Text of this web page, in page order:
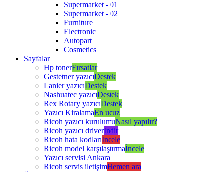
Supermarket - 01
Supermarket - 02
Furniture
Electronic
Autopart
Cosmetics
Sayfalar
Hp tonerFırsatlar
Gestetner yazıcıDestek
Lanier yazıcıDestek
Nashuatec yazıcıDestek
Rex Rotary yazıcıDestek
Yazıcı KiralamaEn ucuz
Ricoh yazıcı kurulumuNasıl yapılır?
Ricoh yazıcı driverİndir
Ricoh hata kodlarıİncele
Ricoh model karşılaştırmaİncele
Yazıcı servisi Ankara
Ricoh servis iletişimHemen ara